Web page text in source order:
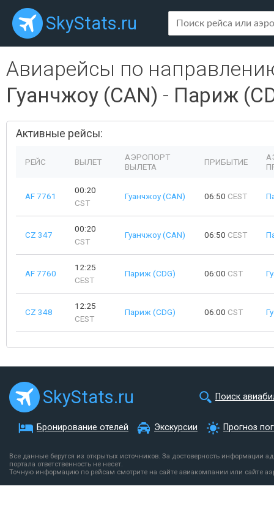
SkyStats.ru
Авиарейсы по
Гуанчжоу (CAN) - Париж
Активные рейсы:
РЕЙС ВЫЛЕТ
АЭРОПОРТ
ВЫЛЕТА
ПРИБЫТИЕ
AF 7761
00:20
CST
Гуанчжоу (CAN) 06:50 CEST
CZ 347
00:20
CST
Гуанчжоу (CAN) 06:50 CEST
AF 7760
12:25
CEST
Париж (CDG) 06:00 CST
CZ 348
12:25
CEST
Париж (CDG) 06:00 CST
SkyStats.ru Поиск
Бронирование отелей Экскурсии Прогноз
Все данные берутся из открытых источников. За достоверность информации
портала ответственность не несет.
Точную информацию по рейсам смотрите на сайте авиакомпании или сайте